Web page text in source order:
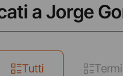
a Jorge
Tutti